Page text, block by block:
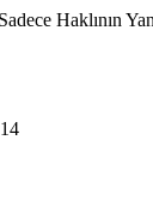
Haklının